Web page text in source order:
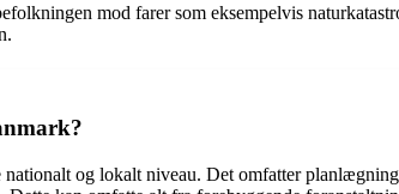
mod farer som eksempelvis
og lokalt niveau. Det omfatter